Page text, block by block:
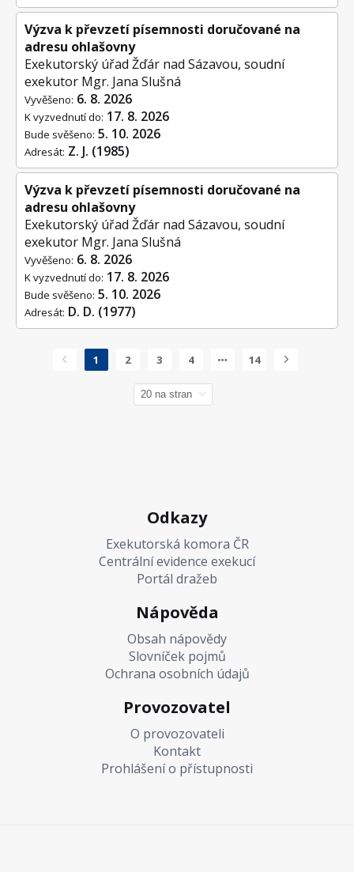
Výzva k převzetí písemnosti doručované na
adresu ohlašovny
Exekutorský úřad Žďár nad Sázavou, soudní
exekutor Mgr. Jana Slušná
Vyvěšeno: 6. 8. 2026
Adresát: Z. J. (1985)
K vyzvednutí do: 17. 8. 2026
Bude svěšeno: 5. 10. 2026
Výzva k převzetí písemnosti doručované na
adresu ohlašovny
Exekutorský úřad Žďár nad Sázavou, soudní
exekutor Mgr. Jana Slušná
Vyvěšeno: 6. 8. 2026
Adresát: D. D. (1977)
K vyzvednutí do: 17. 8. 2026
Bude svěšeno: 5. 10. 2026
1 2 3 4 14
Odkazy
Exekutorská komora ČR
Centrální evidence exekucí
Portál dražeb
Nápověda
Obsah nápovědy
Slovníček pojmů
Ochrana osobních údajů
Provozovatel
O provozovateli
Kontakt
Prohlášení o přístupnosti